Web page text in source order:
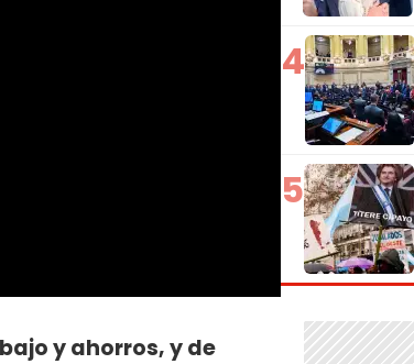
y ahorros, y de
4
5